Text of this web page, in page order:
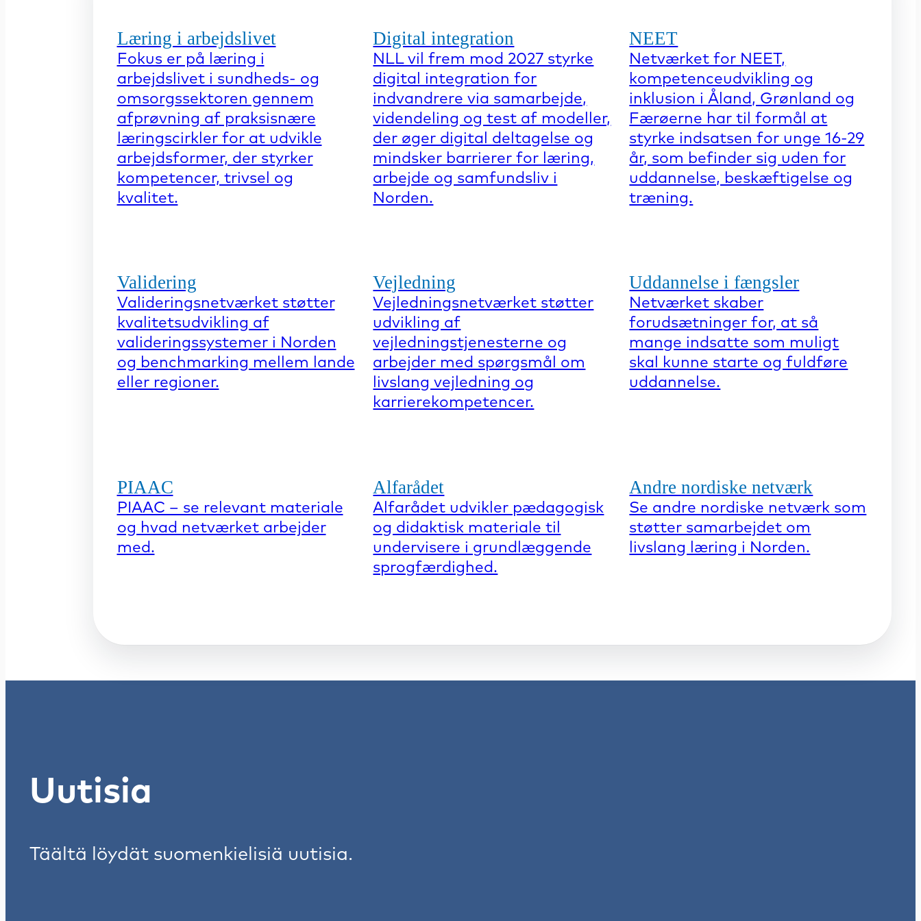
Læring i arbejdslivet
Fokus er på læring i
arbejdslivet i sundheds- og
omsorgssektoren gennem
afprøvning af praksisnære
læringscirkler for at udvikle
arbejdsformer, der styrker
kompetencer, trivsel og
kvalitet.
Digital integration
NLL vil frem mod 2027 styrke
digital integration for
indvandrere via samarbejde,
videndeling og test af modeller,
der øger digital deltagelse og
mindsker barrierer for læring,
arbejde og samfundsliv i
Norden.
NEET
Netværket for NEET,
kompetenceudvikling og
inklusion i Åland, Grønland og
Færøerne har til formål at
styrke indsatsen for unge 16-29
år, som befinder sig uden for
uddannelse, beskæftigelse og
træning.
Validering
Valideringsnetværket støtter
kvalitetsudvikling af
valideringssystemer i Norden
og benchmarking mellem lande
eller regioner.
Vejledning
Vejledningsnetværket støtter
udvikling af
vejledningstjenesterne og
arbejder med spørgsmål om
livslang vejledning og
karrierekompetencer.
Uddannelse i fængsler
Netværket skaber
forudsætninger for, at så
mange indsatte som muligt
skal kunne starte og fuldføre
uddannelse.
PIAAC
PIAAC – se relevant materiale
og hvad netværket arbejder
med.
Alfarådet
Alfarådet udvikler pædagogisk
og didaktisk materiale til
undervisere i grundlæggende
sprogfærdighed.
Andre nordiske netværk
Se andre nordiske netværk som
støtter samarbejdet om
livslang læring i Norden.
Uutisia
Täältä löydät suomenkielisiä uutisia.